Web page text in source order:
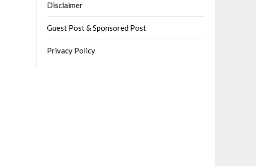
Disclaimer
Guest Post & Sponsored Post
Privacy Policy